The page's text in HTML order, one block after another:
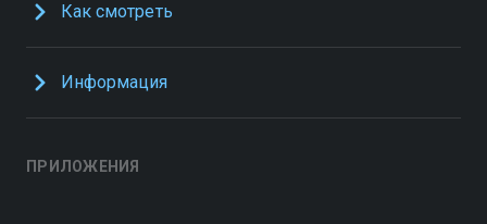
Как смотреть
Информация
ПРИЛОЖЕНИЯ